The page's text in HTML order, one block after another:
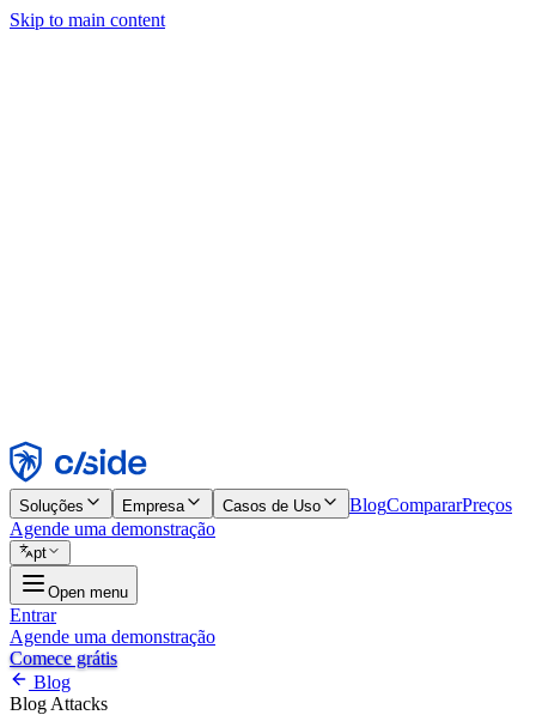
Skip to main content
Rejeitar
Soluções Empresa Casos de Uso BlogCompararPreços
Agende uma demonstração
pt
Open menu
Entrar
Agende uma demonstração
Comece grátis
Blog
Blog Attacks